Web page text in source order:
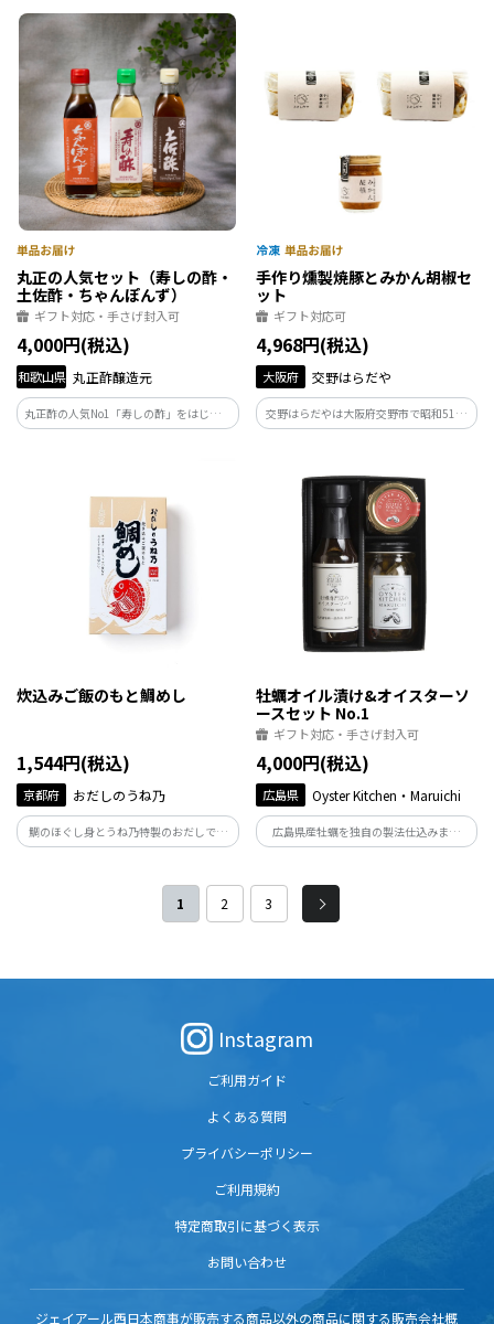
りや味わいを生かし、非加熱製法にこだ
わっておつくりした保存料・着色料不使
用のドレッシングです。
丸正の人気セット（寿しの酢・
土佐酢・ちゃんぽんず）
ギフト対応・手さげ封入可
4,000円(税込)
和歌山県 丸正酢醸造元
丸正酢の人気No1「寿しの酢」をはじめと
した、日常使いにも贈答品としても使い
手作り燻製焼豚とみかん胡椒セ
ット
ギフト対応可
4,968円(税込)
大阪府 交野はらだや
交野はらだやは大阪府交野市で昭和51年
創業、旨味調味料・保存料 無添加にこ
います。交野市は四季折々の美しい山並み
と、天野川流れる豊かな風土から生まれ
ています。
炊込みご飯のもと鯛めし
1,544円(税込)
京都府 おだしのうね乃
鯛のほぐし身とうね乃特製のおだしで作
る本格鯛めしです。
牡蠣オイル漬け&オイスターソ
ースセット No.1
ギフト対応・手さげ封入可
4,000円(税込)
広島県 Oyster Kitchen・Maruichi
広島県産牡蠣を独自の製法仕込みまし
た。
1 2 3
Instagram
ご利用ガイド
よくある質問
プライバシーポリシー
ご利用規約
特定商取引に基づく表示
お問い合わせ
ジェイアール西日本商事が販売する商品以外の商品に関する販売会社概